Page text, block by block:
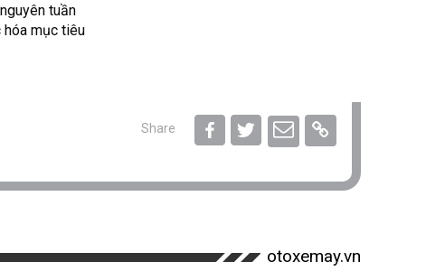
tuần
hóa mục tiêu
Share
otoxemay.vn